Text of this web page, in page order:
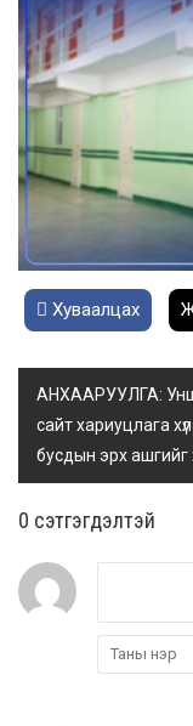
Хуваалцах
АНХААРУУЛГА:
сайт хариуцлага
бусдын эрх ашгийг
0 cэтгэгдэлтэй